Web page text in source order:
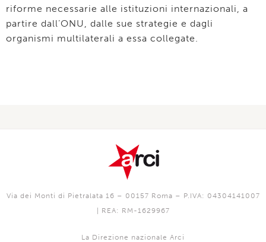
riforme necessarie alle istituzioni internazionali, a
partire dall’ONU, dalle sue strategie e dagli
organismi multilaterali a essa collegate.
Via dei Monti di Pietralata 16 – 00157 Roma – P.IVA: 04304141007
| REA: RM-1629967
La Direzione nazionale Arci